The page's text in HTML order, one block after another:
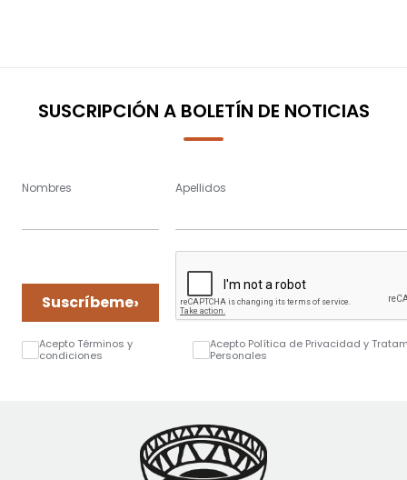
SUSCRIPCIÓN A BOLETÍN DE NOTICIAS
Nombres Apellidos
Suscríbeme›
Acepto Términos y
condiciones
Acepto Política de Privacidad y
Personales